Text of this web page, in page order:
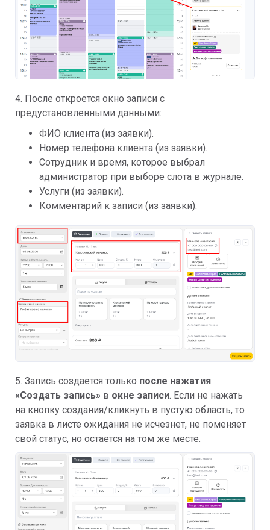
4. После откроется окно записи с
предустановленными данными:
ФИО клиента (из заявки).
Номер телефона клиента (из заявки).
Сотрудник и время, которое выбрал
администратор при выборе слота в журнале.
Услуги (из заявки).
Комментарий к записи (из заявки).
5. Запись создается только после нажатия
«Создать запись» в окне записи. Если не нажать
на кнопку создания/кликнуть в пустую область, то
заявка в листе ожидания не исчезнет, не поменяет
свой статус, но остается на том же месте.